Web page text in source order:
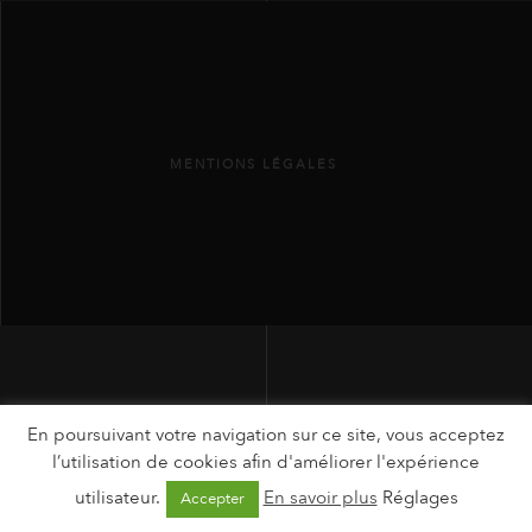
MENTIONS LÉGALES
En poursuivant votre navigation sur ce site, vous acceptez
l’utilisation de cookies afin d'améliorer l'expérience
utilisateur.
Accepter En savoir plus Réglages